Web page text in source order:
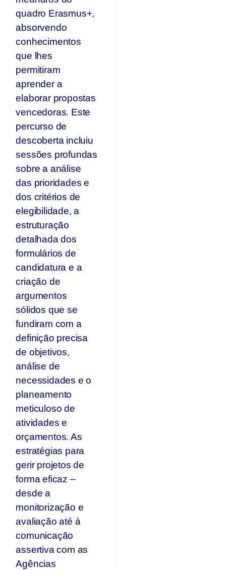
quadro Erasmus+,
absorvendo
conhecimentos
que lhes
permitiram
aprender a
elaborar propostas
vencedoras. Este
percurso de
descoberta incluiu
sessões profundas
sobre a análise
das prioridades e
dos critérios de
elegibilidade, a
estruturação
detalhada dos
formulários de
candidatura e a
criação de
argumentos
sólidos que se
fundiram com a
definição precisa
de objetivos,
análise de
necessidades e o
planeamento
meticuloso de
atividades e
orçamentos. As
estratégias para
gerir projetos de
forma eficaz –
desde a
monitorização e
avaliação até à
comunicação
assertiva com as
Agências